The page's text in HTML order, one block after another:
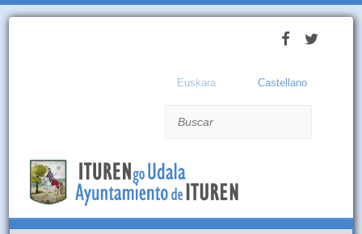
Euskara Castellano